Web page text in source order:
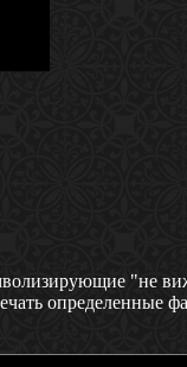
"не
определенные